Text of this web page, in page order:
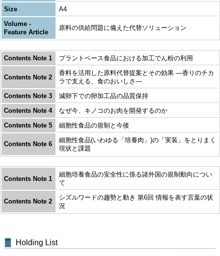
Size
A4
Volume -
Feature Article
原料の供給問題に備えた代替ソリューション
Contents Note 1 プラントベース食品における加工でん粉の利用
Contents Note 2
香料を活用した原料代替提案とその効果 ―香りのチカ
ラで支える、食のおいしさ―
Contents Note 3
減卵下での卵加工品の品質保持
Contents Note 4
なぜ今、キノコのお肉を開発するのか
Contents Note 5
細胞性食品の規制と今後
Contents Note 6
細胞性食品(いわゆる「培養肉」)の「実装」をとりまく
現状と課題
Contents Note 1
細胞培養食品の安全性に係る諸外国の規制動向につい
て
Contents Note 2
シズルワードの趨勢と動き 第6回 情報を表す言葉の状
況
Holding List